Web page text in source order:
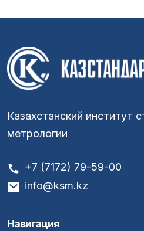
Казахстанский институт
метрологии
+7 (7172) 79-59-00
info@ksm.kz
Навигация